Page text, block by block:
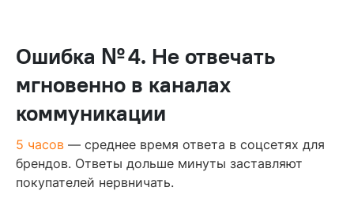
Ошибка № 4. Не отвечать
мгновенно в каналах
коммуникации
5 часов — среднее время ответа в соцсетях для
брендов. Ответы дольше минуты заставляют
покупателей нервничать.